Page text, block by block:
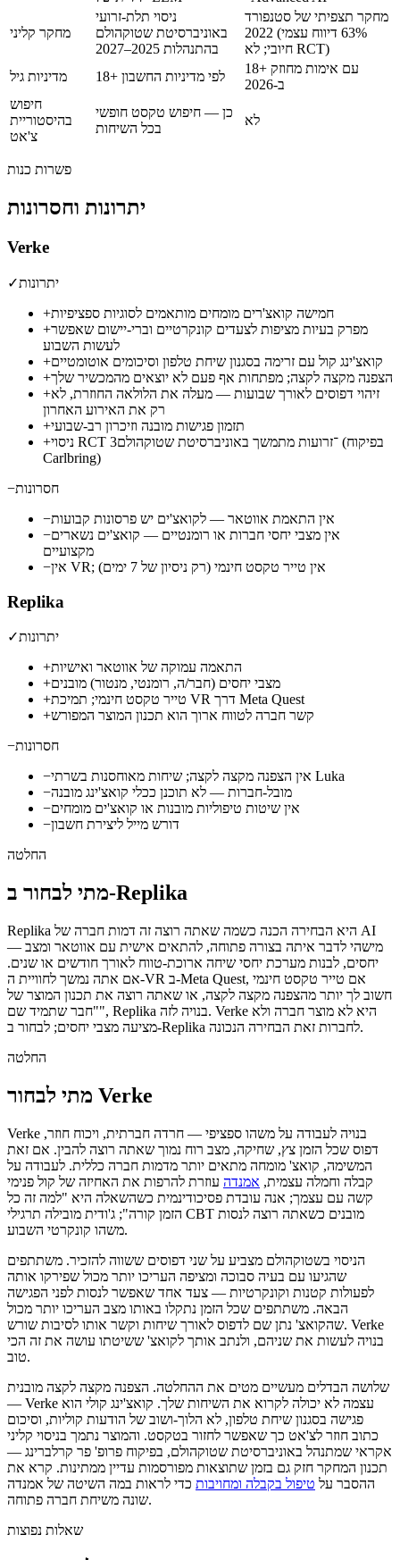
מחקר קליני
ניסוי תלת-זרועי
באוניברסיטת שטוקהולם
בהתנהלות 2025–2027
מחקר תצפיתי של סטנפורד
2022 (63% דיווח עצמי
חיובי; לא RCT)
מדיניות גיל
18+ לפי מדיניות החשבון
18+ עם אימות מחוזק
ב-2026
חיפוש
בהיסטוריית
צ'אט
כן — חיפוש טקסט חופשי
בכל השיחות
לא
פשרות כנות
יתרונות וחסרונות
Verke
✓יתרונות
+חמישה קואצ'רים מומחים מותאמים לסוגיות ספציפיות
+מפרק בעיות מציפות לצעדים קונקרטיים וברי-יישום שאפשר
לעשות השבוע
+קואצ'ינג קול עם זרימה בסגנון שיחת טלפון וסיכומים אוטומטיים
+הצפנה מקצה לקצה; מפתחות אף פעם לא יוצאים מהמכשיר שלך
+זיהוי דפוסים לאורך שבועות — מעלה את הלולאה החוזרת, לא
רק את האירוע האחרון
+תזמון פגישות מובנה וזיכרון רב-שבועי
+ניסוי RCT 3־זרועות מתמשך באוניברסיטת שטוקהולם (בפיקוח
Carlbring)
−חסרונות
−אין התאמת אווטאר — לקואצ'ים יש פרסונות קבועות
−אין מצבי יחסי חברות או רומנטיים — קואצ'ים נשארים
מקצועיים
−
אין VR; אין טייר טקסט חינמי (רק ניסיון של 7 ימים)
‏Replika
✓יתרונות
+התאמה עמוקה של אווטאר ואישיות
+מצבי יחסים (חבר/ה, רומנטי, מנטור) מובנים
+
טייר טקסט חינמי; תמיכת VR דרך Meta Quest
+קשר חברה לטווח ארוך הוא תכנון המוצר המפורש
−חסרונות
−
אין הצפנה מקצה לקצה; שיחות מאוחסנות בשרתי Luka
−מובל-חברות — לא תוכנן ככלי קואצ'ינג מובנה
−אין שיטות טיפוליות מובנות או קואצ'ים מומחים
−דורש מייל ליצירת חשבון
החלטה
מתי לבחור ב-Replika
— מישהי לדבר איתה בצורה פתוחה, להתאים אישית עם אווטאר ומצב
יחסים, לבנות מערכת יחסי שיחה ארוכת-טווח לאורך חודשים או שנים.
אם אתה נמשך לחוויית ה-VR ב-Meta Quest, אם טייר טקסט חינמי
חשוב לך יותר מהצפנה מקצה לקצה, או שאתה רוצה את תכנון המוצר של
"חבר שתמיד שם", Replika בנויה לזה. Verke היא לא מוצר חברה ולא
מציעה מצבי יחסים; לבחור ב-Replika לחברות זאת הבחירה הנכונה.
החלטה
מתי לבחור Verke
דפוס שכל הזמן צץ, שחיקה, מצב רוח נמוך שאתה רוצה להבין. אם זאת
המשימה, קואצ' מומחה מתאים יותר מדמות חברה כללית. לעבודה על
קבלה וחמלה עצמית, אמנדה עוזרת להרפות את האחיזה של קול פנימי
קשה עם עצמך; אנה עובדת פסיכודינמית כשהשאלה היא "למה זה כל
הזמן קורה"; ג'ודית מובילה תרגילי CBT מובנים כשאתה רוצה לנסות
משהו קונקרטי השבוע.
הניסוי בשטוקהולם מצביע על שני דפוסים ששווה להזכיר. משתתפים
שהגיעו עם בעיה סבוכה ומציפה העריכו יותר מכול שפירקו אותה
לפעולות קטנות וקונקרטיות — צעד אחד שאפשר לנסות לפני הפגישה
הבאה. משתתפים שכל הזמן נתקלו באותו מצב העריכו יותר מכול
שהקואצ' נתן שם לדפוס לאורך שיחות וקשר אותו לסיבות שורש. Verke
בנויה לעשות את שניהם, ולנתב אותך לקואצ' ששיטתו עושה את זה הכי
טוב.
שלושה הבדלים מעשיים מטים את ההחלטה. הצפנה מקצה לקצה מובנית
— Verke עצמה לא יכולה לקרוא את השיחות שלך. קואצ'ינג קולי הוא
פגישה בסגנון שיחת טלפון, לא הלוך-ושוב של הודעות קוליות, וסיכום
כתוב חוזר לצ'אט כך שאפשר לחזור בטקסט. והמוצר נתמך בניסוי קליני
אקראי שמתנהל באוניברסיטת שטוקהולם, בפיקוח פרופ' פר קרלברינג —
תכנון המחקר חזק גם בזמן שתוצאות מפורסמות עדיין ממתינות. קרא את
ההסבר על טיפול בקבלה ומחויבות כדי לראות במה השיטה של אמנדה
שונה משיחת חברה פתוחה.
שאלות נפוצות